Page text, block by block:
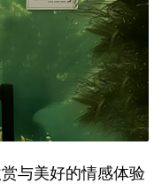
与美好的情感体验